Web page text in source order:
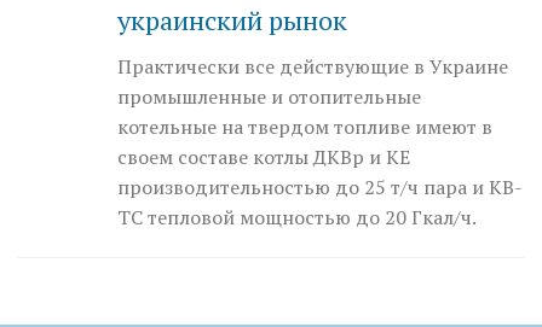
украинский рынок
Практически все действующие в Украине
промышленные и отопительные
котельные на твердом топливе имеют в
своем составе котлы ДКВр и КЕ
производительностью до 25 т/ч пара и КВ-
ТС тепловой мощностью до 20 Гкал/ч.